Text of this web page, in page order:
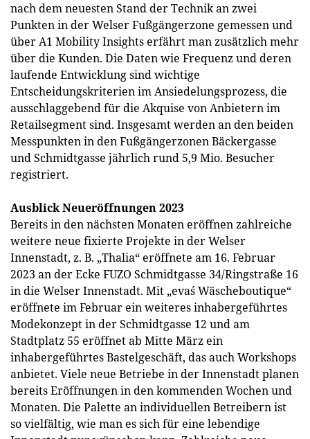
nach dem neuesten Stand der Technik an zwei
Punkten in der Welser Fußgängerzone gemessen und
über A1 Mobility Insights erfährt man zusätzlich mehr
über die Kunden. Die Daten wie Frequenz und deren
laufende Entwicklung sind wichtige
Entscheidungskriterien im Ansiedelungsprozess, die
ausschlaggebend für die Akquise von Anbietern im
Retailsegment sind. Insgesamt werden an den beiden
Messpunkten in den Fußgängerzonen Bäckergasse
und Schmidtgasse jährlich rund 5,9 Mio. Besucher
registriert.
Ausblick Neueröffnungen 2023
Bereits in den nächsten Monaten eröffnen zahlreiche
weitere neue fixierte Projekte in der Welser
Innenstadt, z. B. „Thalia“ eröffnete am 16. Februar
2023 an der Ecke FUZO Schmidtgasse 34/Ringstraße 16
in die Welser Innenstadt. Mit „eva´s Wäscheboutique“
eröffnete im Februar ein weiteres inhabergeführtes
Modekonzept in der Schmidtgasse 12 und am
Stadtplatz 55 eröffnet ab Mitte März ein
inhabergeführtes Bastelgeschäft, das auch Workshops
anbietet. Viele neue Betriebe in der Innenstadt planen
bereits Eröffnungen in den kommenden Wochen und
Monaten. Die Palette an individuellen Betreibern ist
so vielfältig, wie man es sich für eine lebendige